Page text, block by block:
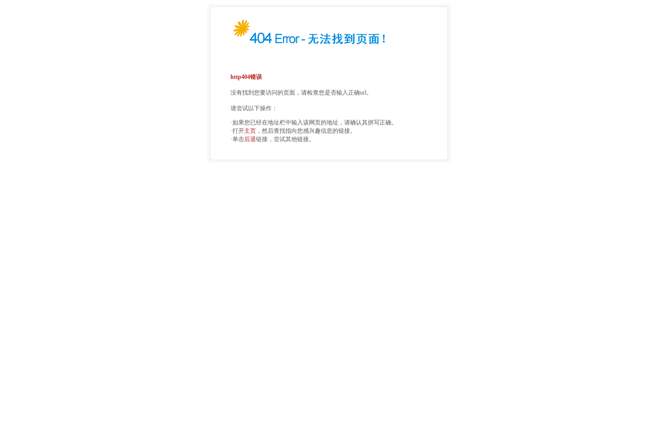
http404错误
没有找到您要访问的页面，请检查您是否输入正确url。
请尝试以下操作：
·如果您已经在地址栏中输入该网页的地址，请确认其拼写正确。
·打开主页 ，然后查找指向您感兴趣信息的链接。
·单击后退链接，尝试其他链接。